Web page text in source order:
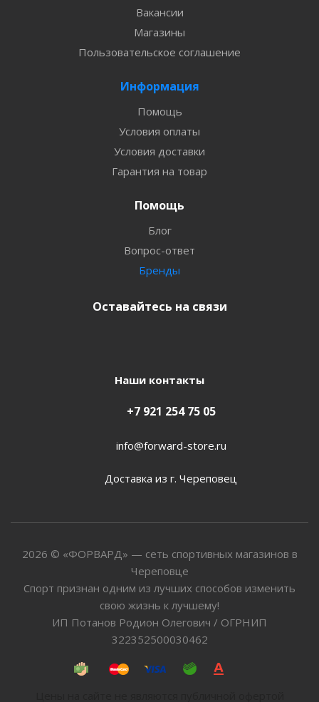
Вакансии
Магазины
Пользовательское соглашение
Информация
Помощь
Условия оплаты
Условия доставки
Гарантия на товар
Помощь
Блог
Вопрос-ответ
Бренды
Оставайтесь на связи
Наши контакты
+7 921 254 75 05
info@forward-store.ru
Доставка из г. Череповец
2026 © «ФОРВАРД» — сеть спортивных магазинов в
Череповце
Спорт признан одним из лучших способов изменить
свою жизнь к лучшему!
ИП Потанов Родион Олегович / ОГРНИП
322352500030462